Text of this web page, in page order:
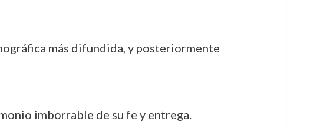
más difundida, y posteriormente
imborrable de su fe y entrega.